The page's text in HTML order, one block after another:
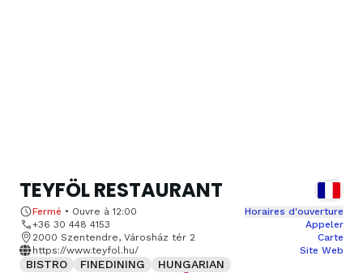
TEYFÖL RESTAURANT
Fermé • Ouvre à 12:00
Horaires d'ouverture
+36 30 448 4153
Appeler
2000 Szentendre, Városház tér 2
Carte
https://www.teyfol.hu/
Site Web
BISTRO FINEDINING HUNGARIAN